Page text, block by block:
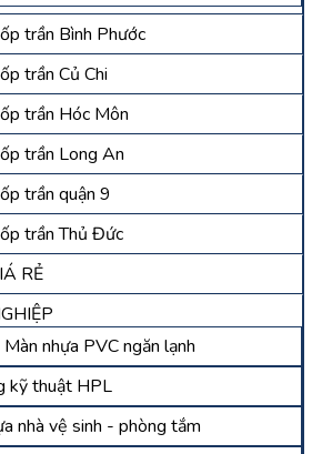
trần Bình Phước
trần Củ Chi
trần Hóc Môn
trần Long An
trần quận 9
trần Thủ Đức
RẺ
nhựa PVC ngăn lạnh
kỹ thuật HPL
nhà vệ sinh - phòng tắm